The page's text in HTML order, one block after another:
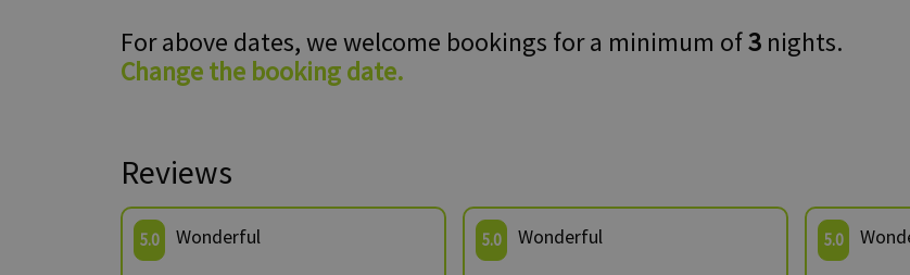
For above dates, we welcome bookings for a minimum of3 nights.
Change the booking date.
Reviews
5.0 Wonderful 5.0 Wonderful 5.0